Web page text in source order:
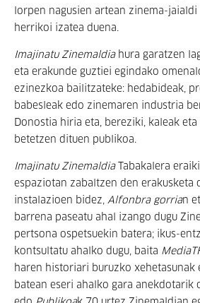
lorpen nagusien artean zinema-
herrikoi izatea duena.
Imajinatu Zinemaldia hura garatzen
eta erakunde guztiei egindako
ezinezkoa bailitzateke: hedabideak,
babesleak edo zinemaren industria
Donostia hiria eta, bereziki, kaleak
betetzen dituen publikoa.
Imajinatu ZinemaldiaTabakalera
espaziotan zabaltzen den erakusketa
instalazioen bidez, Alfonbra gorrian
barrena paseatu ahal izango dugu
pertsona ospetsuekin batera; ikus-
kontsultatu ahalko dugu, baita
haren historiari buruzko xehetasunak
batean eseri ahalko gara anekdotarik